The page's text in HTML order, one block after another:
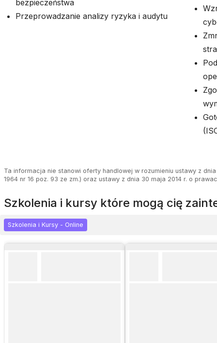
bezpieczeństwa
Przeprowadzanie analizy ryzyka i audytu
Ta informacja nie stanowi oferty handlowej w rozumieniu ustawy z
1964 nr 16 poz. 93 ze zm.) oraz ustawy z dnia 30 maja 2014 r. o
szkolenia i kursy które mogą cię
Szkolenia i Kursy - Online